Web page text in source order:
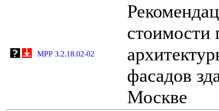
МРР 3.2.18.02-02
стоимости
фасадов
Москве